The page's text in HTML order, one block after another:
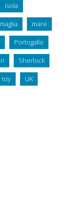
isola
maglia mare
Portogallo
Sherlock
toy UK